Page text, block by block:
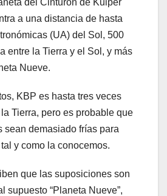
a una distancia de hasta
(UA) del Sol, 500
entre la Tierra y el Sol, y más
Nueve.
KBP es hasta tres veces
Tierra, pero es probable que
sean demasiado frías para
y como la conocemos.
que las suposiciones son
supuesto “Planeta Nueve”,